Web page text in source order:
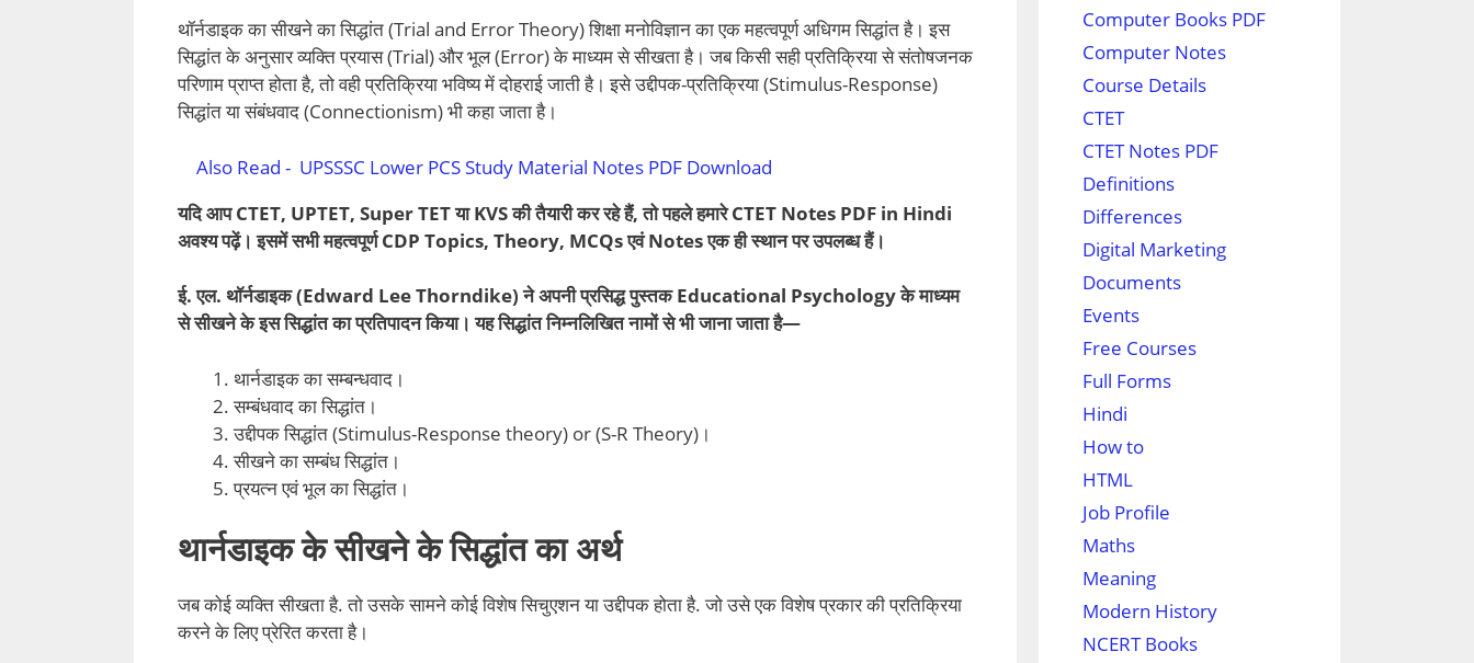
थॉर्नडाइक का सीखने का सिद्धांत (Trial and Error Theory) शिक्षा मनोविज्ञान का एक महत्वपूर्ण अधिगम सिद्धांत है। इस
सिद्धांत के अनुसार व्यक्ति प्रयास (Trial) और भूल (Error) के माध्यम से सीखता है। जब किसी सही प्रतिक्रिया से संतोषजनक
परिणाम प्राप्त होता है, तो वही प्रतिक्रिया भविष्य में दोहराई जाती है। इसे उद्दीपक-प्रतिक्रिया (Stimulus-Response)
सिद्धांत या संबंधवाद (Connectionism) भी कहा जाता है।
Also Read - UPSSSC Lower PCS Study Material Notes PDF Download
यदि आप CTET, UPTET, Super TET या KVS की तैयारी कर रहे हैं, तो पहले हमारे CTET Notes PDF in Hindi
अवश्य पढ़ें। इसमें सभी महत्वपूर्ण CDP Topics, Theory, MCQs एवं Notes एक ही स्थान पर उपलब्ध हैं।
ई. एल. थॉर्नडाइक (Edward Lee Thorndike) ने अपनी प्रसिद्ध पुस्तक Educational Psychology के माध्यम
से सीखने के इस सिद्धांत का प्रतिपादन किया। यह सिद्धांत निम्नलिखित नामों से भी जाना जाता है—
थार्नडाइक का सम्बन्धवाद।
सम्बंधवाद का सिद्धांत।
उद्दीपक सिद्धांत (Stimulus-Response theory) or (S-R Theory)।
सीखने का सम्बंध सिद्धांत।
प्रयत्न एवं भूल का सिद्धांत।
थार्नडाइक के सीखने के सिद्धांत का अर्थ
जब कोई व्यक्ति सीखता है. तो उसके सामने कोई विशेष सिचुएशन या उद्दीपक होता है. जो उसे एक विशेष प्रकार की प्रतिक्रिया
करने के लिए प्रेरित करता है।
Computer Books PDF
Computer Notes
Course Details
CTET
CTET Notes PDF
Definitions
Differences
Digital Marketing
Documents
Events
Free Courses
Full Forms
Hindi
How to
HTML
Job Profile
Maths
Meaning
Modern History
NCERT Books